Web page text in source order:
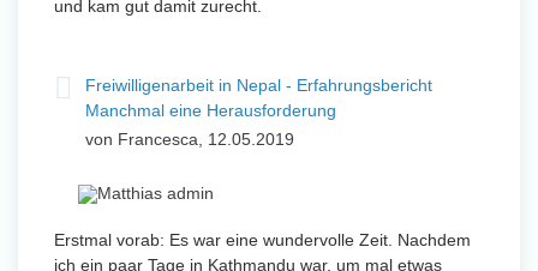
und kam gut damit zurecht.
Freiwilligenarbeit in Nepal - Erfahrungsbericht
Manchmal eine Herausforderung
von Francesca, 12.05.2019
Erstmal vorab: Es war eine wundervolle Zeit. Nachdem
ich ein paar Tage in Kathmandu war, um mal etwas